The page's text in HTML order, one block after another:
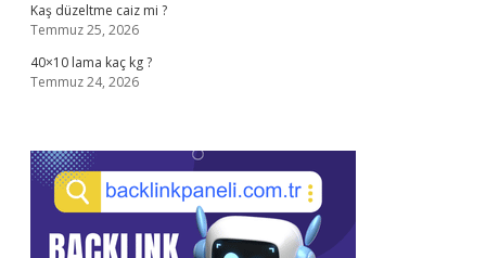
Kaş düzeltme caiz mi ?
Temmuz 25, 2026
40×10 lama kaç kg ?
Temmuz 24, 2026